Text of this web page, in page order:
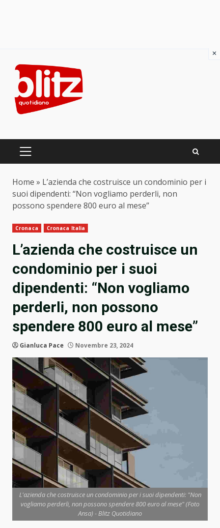
content
PRIMARY
Home » L’azienda che costruisce un condominio per i
suoi dipendenti: “Non vogliamo perderli, non
possono spendere 800 euro al mese”
Cronaca Cronaca Italia
L’azienda che costruisce un
condominio per i suoi
dipendenti: “Non vogliamo
perderli, non possono
spendere 800 euro al mese”
Gianluca Pace Novembre 23, 2024
L'azienda che costruisce un condominio per i suoi dipendenti: "Non
vogliamo perderli, non possono spendere 800 euro al mese" (Foto
Ansa) - Blitz Quotidiano
×